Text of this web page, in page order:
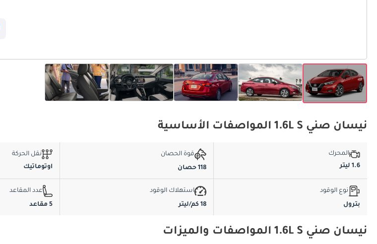
نيسان صني 1.6L S المواصفات الأساسية
المحرك
1.6 ليتر
قوة الحصان
118 حصان
نقل الحركة
اوتوماتيك
نوع الوقود
بترول
استهلاك الوقود
18 كم/ليتر
عدد المقاعد
5 مقاعد
نيسان صني 1.6L S المواصفات والميزات